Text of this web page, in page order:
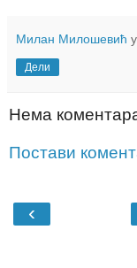
Милан Милошевић у
Дели
Нема
Постави
‹